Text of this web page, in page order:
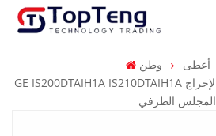
وطن
أعطى
GE IS200DTAIH1A IS210DTAIH1A البسيط التناظرية الإدخال / الإخراج
المجلس الطرفي